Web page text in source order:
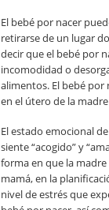
El bebé por nacer
retirarse de un lugar
decir que el bebé por
incomodidad o
alimentos. El bebé
en el útero de la
El estado emocional
siente “acogido” y
forma en que la
mamá, en la
nivel de estrés que